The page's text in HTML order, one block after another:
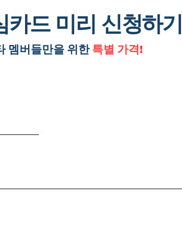
카드 미리 신청하기
멤버들만을 위한특별 가격!